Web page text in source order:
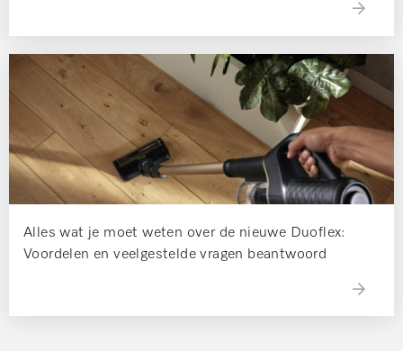
Alles wat je moet weten over de nieuwe Duoflex:
Voordelen en veelgestelde vragen beantwoord